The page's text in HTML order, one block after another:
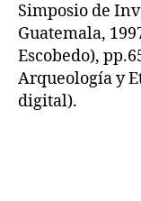
Simposio de
Guatemala,
Escobedo),
Arqueología y
digital).